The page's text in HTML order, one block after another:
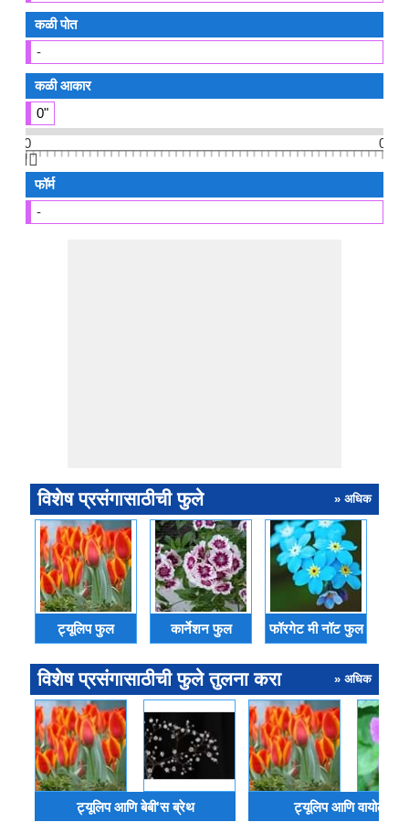
कळी पोत
-
कळी आकार
0"
0
0
👆🏻
फॉर्म
-
विशेष प्रसंगासाठीची फुले » अधिक
ट्यूलिप फुल कार्नेशन फुल फॉरगेट मी नॉट फुल
विशेष प्रसंगासाठीची फुले तुलना करा » अधिक
ट्यूलिप आणि बेबी'स ब्रेथ ट्यूलिप आणि वायोलेटस